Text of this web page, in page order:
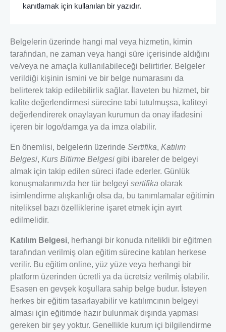
kanıtlamak için kullanılan bir yazıdır.
Belgelerin üzerinde hangi mal veya hizmetin, kimin
tarafından, ne zaman veya hangi süre içerisinde aldığını
ve/veya ne amaçla kullanılabileceği belirtirler. Belgeler
verildiği kişinin ismini ve bir belge numarasını da
belirterek takip edilebilirlik sağlar. İlaveten bu hizmet, bir
kalite değerlendirmesi sürecine tabi tutulmuşsa, kaliteyi
değerlendirerek onaylayan kurumun da onay ifadesini
içeren bir logo/damga ya da imza olabilir.
En önemlisi, belgelerin üzerinde Sertifika, Katılım
Belgesi, Kurs Bitirme Belgesi gibi ibareler de belgeyi
almak için takip edilen süreci ifade ederler. Günlük
konuşmalarımızda her tür belgeyi sertifika olarak
isimlendirme alışkanlığı olsa da, bu tanımlamalar eğitimin
niteliksel bazı özelliklerine işaret etmek için ayırt
edilmelidir.
Katılım Belgesi, herhangi bir konuda nitelikli bir eğitmen
tarafından verilmiş olan eğitim sürecine katılan herkese
verilir. Bu eğitim online, yüz yüze veya herhangi bir
platform üzerinden ücretli ya da ücretsiz verilmiş olabilir.
Esasen en gevşek koşullara sahip belge budur. İsteyen
herkes bir eğitim tasarlayabilir ve katılımcının belgeyi
alması için eğitimde hazır bulunmak dışında yapması
gereken bir şey yoktur. Genellikle kurum içi bilgilendirme